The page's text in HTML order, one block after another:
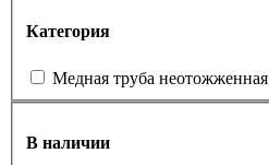
Категория
Медная труба неотожженная
В наличии